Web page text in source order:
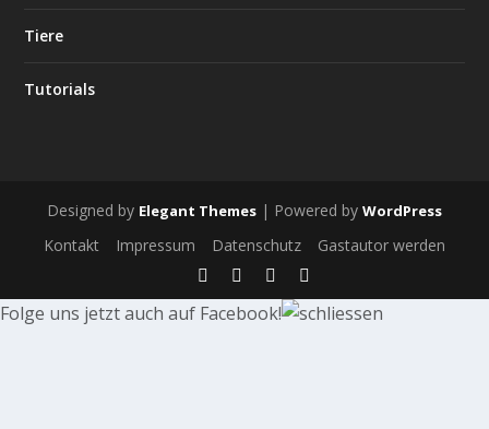
Tiere
Tutorials
Designed by Elegant Themes | Powered by WordPress
Kontakt Impressum Datenschutz Gastautor werden
Folge uns jetzt auch auf Facebook!